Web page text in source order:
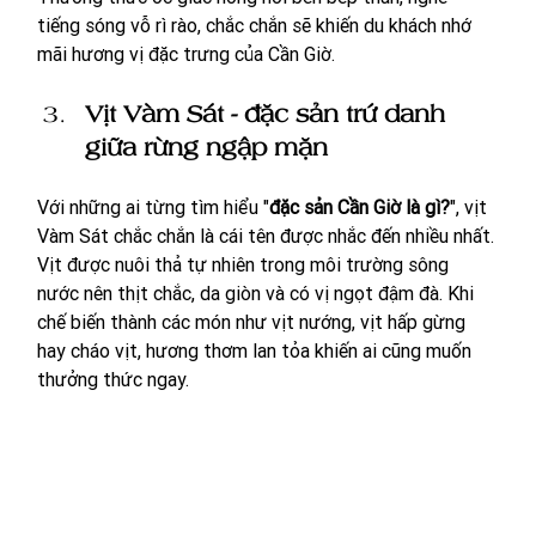
tiếng sóng vỗ rì rào, chắc chắn sẽ khiến du khách nhớ
mãi hương vị đặc trưng của Cần Giờ.
Vịt Vàm Sát - đặc sản trứ danh
giữa rừng ngập mặn
Với những ai từng tìm hiểu "đặc sản Cần Giờ là gì?", vịt
Vàm Sát chắc chắn là cái tên được nhắc đến nhiều nhất.
Vịt được nuôi thả tự nhiên trong môi trường sông
nước nên thịt chắc, da giòn và có vị ngọt đậm đà. Khi
chế biến thành các món như vịt nướng, vịt hấp gừng
hay cháo vịt, hương thơm lan tỏa khiến ai cũng muốn
thưởng thức ngay.